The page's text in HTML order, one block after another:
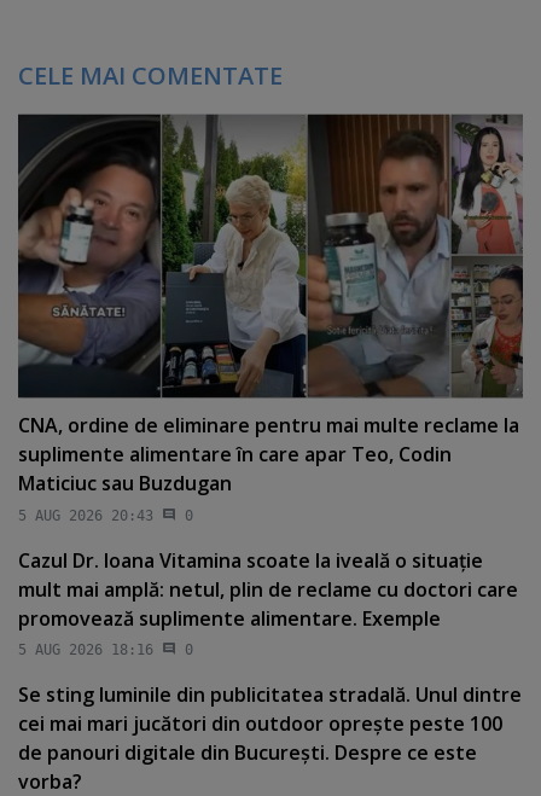
CELE MAI COMENTATE
CNA, ordine de eliminare pentru mai multe reclame la
suplimente alimentare în care apar Teo, Codin
Maticiuc sau Buzdugan
5 AUG 2026 20:43 0
Cazul Dr. Ioana Vitamina scoate la iveală o situaţie
mult mai amplă: netul, plin de reclame cu doctori care
promovează suplimente alimentare. Exemple
5 AUG 2026 18:16 0
Se sting luminile din publicitatea stradală. Unul dintre
cei mai mari jucători din outdoor opreşte peste 100
de panouri digitale din Bucureşti. Despre ce este
vorba?